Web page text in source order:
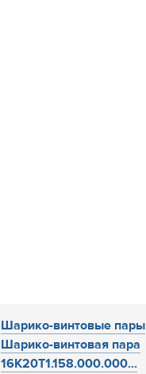
Шарико-винтовые пары
Шарико-винтовая пара
16К20Т1.158.000.000...